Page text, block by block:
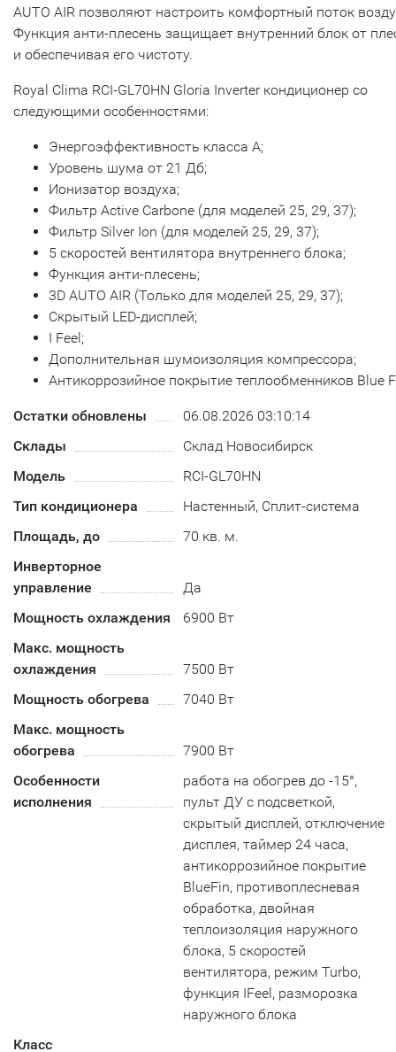
AUTO AIR позволяют настроить комфортный поток
Функция анти-плесень защищает внутренний блок от
и обеспечивая его чистоту.
Royal Clima RCI-GL70HN Gloria Inverter кондиционер со
следующими особенностями:
Энергоэффективность класса А;
Уровень шума от 21 Дб;
Ионизатор воздуха;
Фильтр Active Carbone (для моделей 25, 29, 37);
Фильтр Silver Ion (для моделей 25, 29, 37);
5 скоростей вентилятора внутреннего блока;
Функция анти-плесень;
3D AUTO AIR (Только для моделей 25, 29, 37);
Скрытый LED-дисплей;
I Feel;
Дополнительная шумоизоляция компрессора;
Антикоррозийное покрытие теплообменников Blue
Остатки обновлены
06.08.2026 03:10:14
Склады
Склад Новосибирск
Модель
RCI-GL70HN
Тип кондиционера
Настенный, Сплит-система
Площадь, до
70 кв. м.
Инверторное
управление
Да
Мощность охлаждения
6900 Вт
Макс. мощность
охлаждения
7500 Вт
Мощность обогрева
7040 Вт
Макс. мощность
обогрева
7900 Вт
Особенности
исполнения
работа на обогрев до -15°,
пульт ДУ с подсветкой,
скрытый дисплей, отключение
дисплея, таймер 24 часа,
антикоррозийное покрытие
BlueFin, противоплесневая
обработка, двойная
теплоизоляция наружного
блока, 5 скоростей
вентилятора, режим Turbo,
функция IFeel, разморозка
наружного блока
Класс